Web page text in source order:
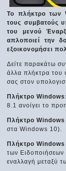
Το πλήκτρο των
τους συμβατούς
του μενού
απλοποιεί την
εξοικονομήσει
Δείτε παρακάτω
άλλα πλήκτρα του
σας στον
Πλήκτρο Windows:
8.1 ανοίγει το
Πλήκτρο Windows
στα Windows 10).
Πλήκτρο Windows
των Ειδοποιήσεων
εναλλαγή μεταξύ